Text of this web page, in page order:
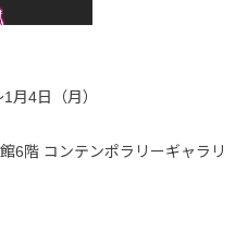
月4日（月）
6階 コンテンポラリーギャラリ